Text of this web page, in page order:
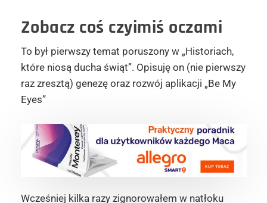
Zobacz coś czyimiś oczami
To był pierwszy temat poruszony w „Historiach,
które niosą ducha świąt”. Opisuję on (nie pierwszy
raz zresztą) genezę oraz rozwój aplikacji „Be My
Eyes”
Wcześniej kilka razy zignorowałem w natłoku